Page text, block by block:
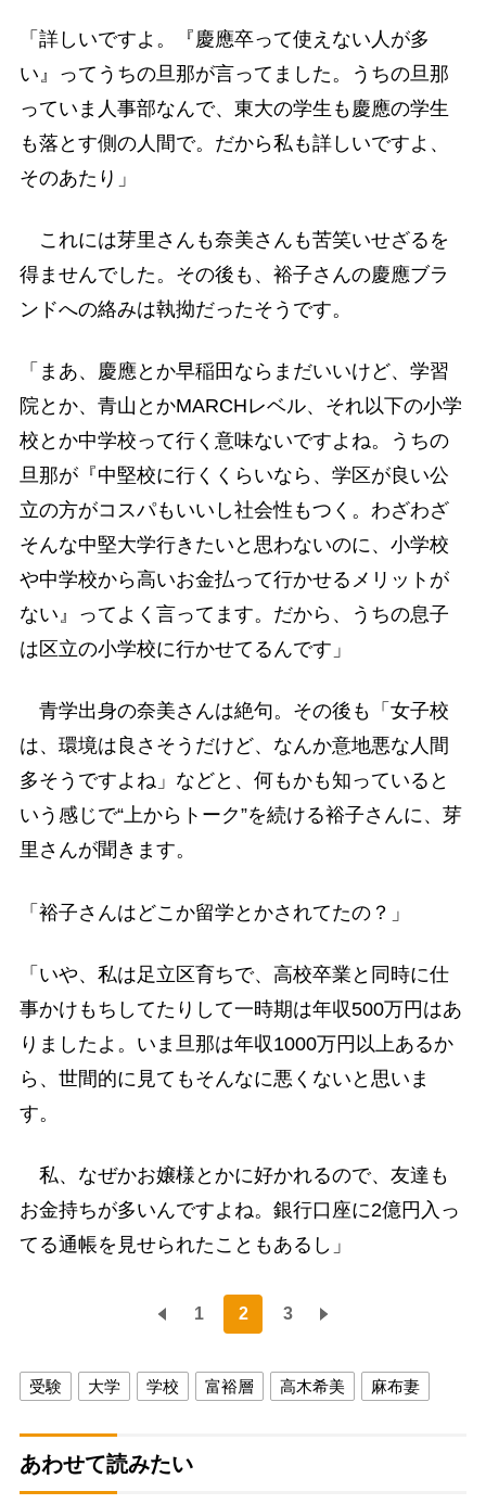
「詳しいですよ。『慶應卒って使えない人が多
い』ってうちの旦那が言ってました。うちの旦那
っていま人事部なんで、東大の学生も慶應の学生
も落とす側の人間で。だから私も詳しいですよ、
そのあたり」
これには芽里さんも奈美さんも苦笑いせざるを
得ませんでした。その後も、裕子さんの慶應ブラ
ンドへの絡みは執拗だったそうです。
「まあ、慶應とか早稲田ならまだいいけど、学習
院とか、青山とかMARCHレベル、それ以下の小学
校とか中学校って行く意味ないですよね。うちの
旦那が『中堅校に行くくらいなら、学区が良い公
立の方がコスパもいいし社会性もつく。わざわざ
そんな中堅大学行きたいと思わないのに、小学校
や中学校から高いお金払って行かせるメリットが
ない』ってよく言ってます。だから、うちの息子
は区立の小学校に行かせてるんです」
青学出身の奈美さんは絶句。その後も「女子校
は、環境は良さそうだけど、なんか意地悪な人間
多そうですよね」などと、何もかも知っていると
いう感じで“上からトーク”を続ける裕子さんに、芽
里さんが聞きます。
「裕子さんはどこか留学とかされてたの？」
「いや、私は足立区育ちで、高校卒業と同時に仕
事かけもちしてたりして一時期は年収500万円はあ
りましたよ。いま旦那は年収1000万円以上あるか
ら、世間的に見てもそんなに悪くないと思いま
す。
私、なぜかお嬢様とかに好かれるので、友達も
お金持ちが多いんですよね。銀行口座に2億円入っ
てる通帳を見せられたこともあるし」
1 2 3
受験 大学 学校 富裕層 高木希美 麻布妻
あわせて読みたい